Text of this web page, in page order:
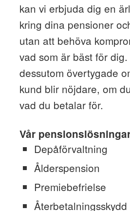
kan vi erbjuda dig en
kring dina pensioner
utan att behöva
vad som är bäst för
dessutom övertygade
kund blir nöjdare, om
vad du betalar för.
Vår
Depåförvaltning
Ålderspension
Premiebefrielse
Återbetalningsskydd